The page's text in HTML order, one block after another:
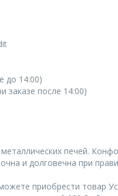
до 14:00)
заказе после 14:00)
печей.
и долговечна при
приобрести товар